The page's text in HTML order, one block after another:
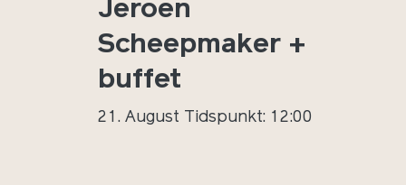
Jeroen
Scheepmaker +
buffet
21. August Tidspunkt: 12:00